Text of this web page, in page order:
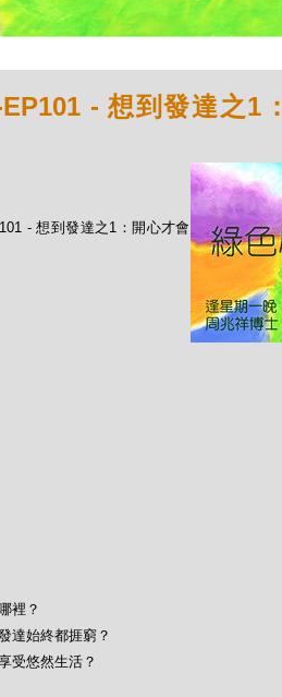
EP101 - 想到發達之1
- 想到發達之1：開心才會
裡？
達始終都捱窮？
受悠然生活？